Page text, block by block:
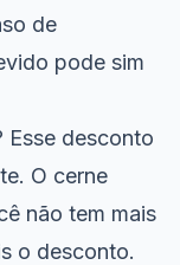
de
pode sim
Esse desconto
O cerne
não tem mais
o desconto.